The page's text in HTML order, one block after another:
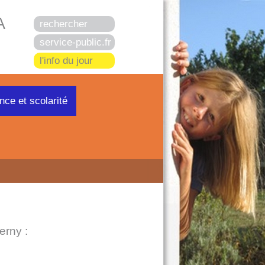
rechercher
service-public.fr
l'info du jour
et scolarité
: